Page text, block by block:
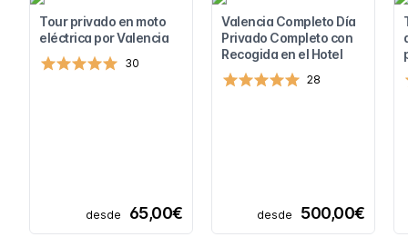
Tour privado en moto
eléctrica por Valencia
30
desde 65,00€
Valencia Completo Día
Privado Completo con
Recogida en el Hotel
28
desde 500,00€